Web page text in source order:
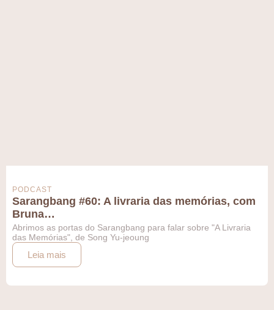
PODCAST
Sarangbang #60: A livraria das memórias, com
Bruna…
Abrimos as portas do Sarangbang para falar sobre "A Livraria
das Memórias", de Song Yu-jeoung
Leia mais